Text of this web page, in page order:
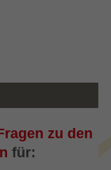
zu den
für: